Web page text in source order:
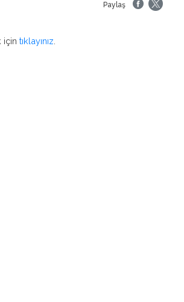
Paylaş
için tıklayınız